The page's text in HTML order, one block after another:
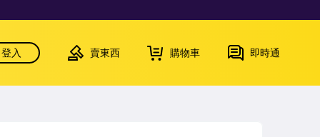
登入 賣東西 購物車 即時通